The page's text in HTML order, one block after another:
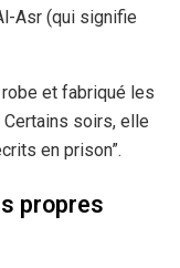
Asr (qui signifie
et fabriqué les
soirs, elle
en prison”.
propres